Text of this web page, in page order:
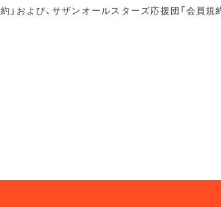
約」および、サザンオールスターズ応援団「会員規